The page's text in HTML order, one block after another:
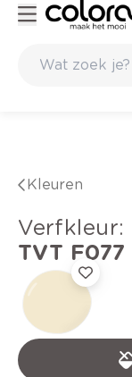
Kleuren
verfkleur:
TVT F077